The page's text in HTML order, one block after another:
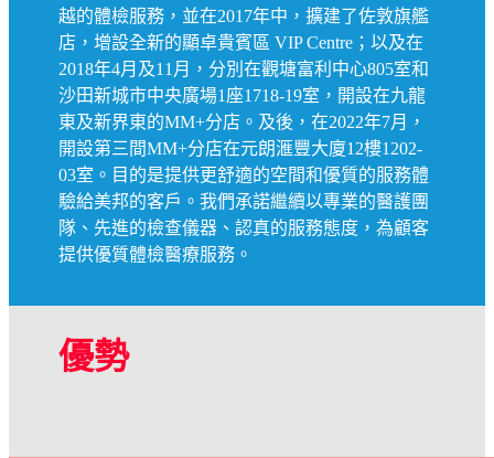
越的體檢服務，並在2017年中，擴建了佐敦旗艦
店，增設全新的顯卓貴賓區 VIP Centre；以及在
2018年4月及11月，分別在觀塘富利中心805室和
沙田新城市中央廣場1座1718-19室，開設在九龍
東及新界東的MM+分店。及後，在2022年7月，
開設第三間MM+分店在元朗滙豐大廈12樓1202-
03室。目的是提供更舒適的空間和優質的服務體
驗給美邦的客戶。我們承諾繼續以專業的醫護團
隊、先進的檢查儀器、認真的服務態度，為顧客
提供優質體檢醫療服務。
優勢